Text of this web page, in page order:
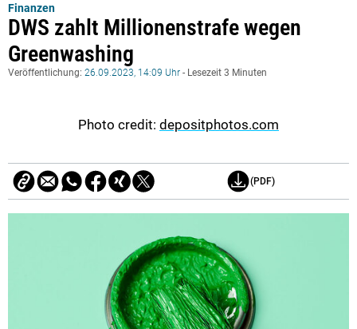
Finanzen
DWS zahlt Millionenstrafe wegen
Greenwashing
Veröffentlichung: 26.09.2023, 14:09 Uhr - Lesezeit 3 Minuten
Photo credit: depositphotos.com
(PDF)